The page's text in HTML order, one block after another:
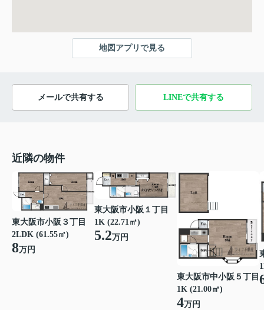
地図アプリで見る
メールで共有する LINEで共有する
近隣の物件
東大阪市小阪３丁目
2LDK (61.55㎡)
8万円
東大阪市小阪１丁目
1K (22.71㎡)
5.2万円
東大阪市中小阪５丁目
1K (21.00㎡)
4万円